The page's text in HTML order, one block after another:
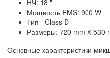
НЧ: 18 "
Мощность RMS: 900 W
Тип - Class D
Размеры: 720 mm Х 530
Основные характеристики